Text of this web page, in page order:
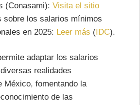
(Conasami): Visita el sitio
sobre los salarios mínimos
en 2025: Leer más ​ (IDC)​.
adaptar los salarios
realidades
México, fomentando la
de las